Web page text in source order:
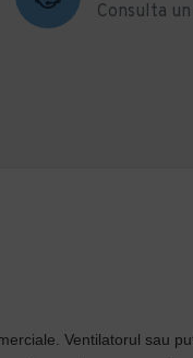
Consulta
Ventilatorul sau